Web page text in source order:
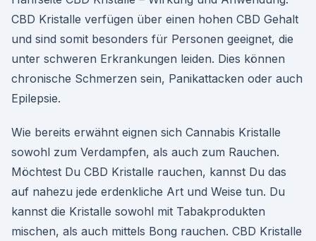
CBD Kristalle verfügen über einen hohen CBD Gehalt
und sind somit besonders für Personen geeignet, die
unter schweren Erkrankungen leiden. Dies können
chronische Schmerzen sein, Panikattacken oder auch
Epilepsie.
Wie bereits erwähnt eignen sich Cannabis Kristalle
sowohl zum Verdampfen, als auch zum Rauchen.
Möchtest Du CBD Kristalle rauchen, kannst Du das
auf nahezu jede erdenkliche Art und Weise tun. Du
kannst die Kristalle sowohl mit Tabakprodukten
mischen, als auch mittels Bong rauchen. CBD Kristalle